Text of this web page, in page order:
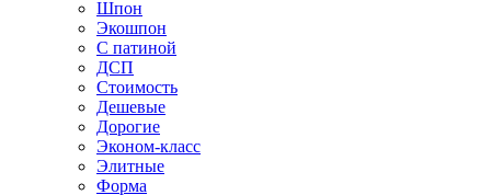
Шпон
Экошпон
С патиной
ДСП
Стоимость
Дешевые
Дорогие
Эконом-класс
Элитные
Форма